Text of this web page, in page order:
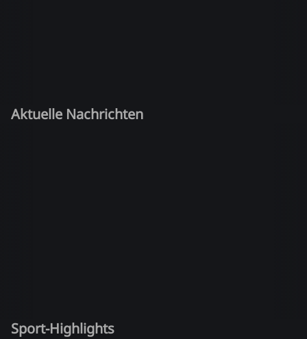
Aktuelle Nachrichten
Sport-Highlights